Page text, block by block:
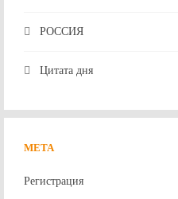
РОССИЯ
Цитата дня
МЕТА
Регистрация